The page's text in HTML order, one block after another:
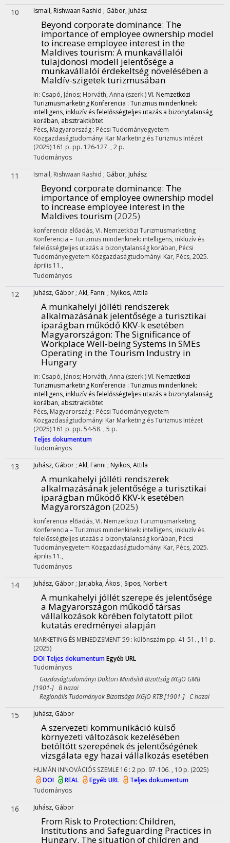
10 Ismail, Rishwaan Rashid ; Gábor, Juhász
Beyond corporate dominance: The
importance of employee ownership model
to increase employee interest in the
Maldives tourism: A munkavállalói
tulajdonosi modell jelentősége a
munkavállalói érdekeltség növelésében a
Maldív-szigetek turizmusában
In: Csapó, János; Horváth, Anna (szerk.)VI. Nemzetközi
Turizmusmarketing Konferencia : Turizmus mindenkinek:
intelligens, inkluzív és felelősségteljes utazás a bizonytalanság
korában, absztraktkötet
Pécs, Magyarország : Pécsi Tudományegyetem
Közgazdaságtudományi Kar Marketing és Turizmus Intézet
(2025) 161 p. pp. 126-127. , 2 p.
Tudományos
11 Ismail, Rishwaan Rashid ; Gábor, Juhász
Beyond corporate dominance: The
importance of employee ownership model
to increase employee interest in the
Maldives tourism(2025)
konferencia előadás, VI. Nemzetközi Turizmusmarketing
Konferencia – Turizmus mindenkinek: intelligens, inkluzív és
felelősségteljes utazás a bizonytalanság korában, Pécsi
Tudományegyetem Közgazdaságtudományi Kar, Pécs, 2025.
április 11.,
Tudományos
12 Juhász, Gábor ; Akl, Fanni ; Nyikos, Attila
A munkahelyi jólléti rendszerek
alkalmazásának jelentősége a turisztikai
iparágban működő KKV-k esetében
Magyarországon: The Significance of
Workplace Well-being Systems in SMEs
Operating in the Tourism Industry in
Hungary
In: Csapó, János; Horváth, Anna (szerk.)VI. Nemzetközi
Turizmusmarketing Konferencia : Turizmus mindenkinek:
intelligens, inkluzív és felelősségteljes utazás a bizonytalanság
korában, absztraktkötet
Pécs, Magyarország : Pécsi Tudományegyetem
Közgazdaságtudományi Kar Marketing és Turizmus Intézet
(2025) 161 p. pp. 54-58. , 5 p.
Teljes dokumentum
Tudományos
13 Juhász, Gábor ; Akl, Fanni ; Nyikos, Attila
A munkahelyi jólléti rendszerek
alkalmazásának jelentősége a turisztikai
iparágban működő KKV-k esetében
Magyarországon(2025)
konferencia előadás, VI. Nemzetközi Turizmusmarketing
Konferencia – Turizmus mindenkinek: intelligens, inkluzív és
felelősségteljes utazás a bizonytalanság korában, Pécsi
Tudományegyetem Közgazdaságtudományi Kar, Pécs, 2025.
április 11.,
Tudományos
14 Juhász, Gábor ; Jarjabka, Ákos ; Sipos, Norbert
A munkahelyi jóllét szerepe és jelentősége
a Magyarországon működő társas
vállalkozások körében folytatott pilot
kutatás eredményei alapján
MARKETING ÉS MENEDZSMENT59 : különszám pp. 41-51. , 11 p.
(2025)
DOI Teljes dokumentumEgyéb URL
Tudományos
Gazdaságtudományi Doktori Minősítő Bizottság IXGJO GMB
[1901-] B hazai
Regionális Tudományok Bizottsága IXGJO RTB [1901-] C hazai
15 Juhász, Gábor
A szervezeti kommunikáció külső
környezeti változások kezelésében
betöltött szerepének és jelentőségének
vizsgálata egy hazai vállalkozás esetében
HUMÁN INNOVÁCIÓS SZEMLE 16 : 2 pp. 97-106. , 10 p. (2025)
DOI
REAL Egyéb URL
Teljes dokumentum
Tudományos
16 Juhász, Gábor
From Risk to Protection: Children,
Institutions and Safeguarding Practices in
Hungary. The situation of children and